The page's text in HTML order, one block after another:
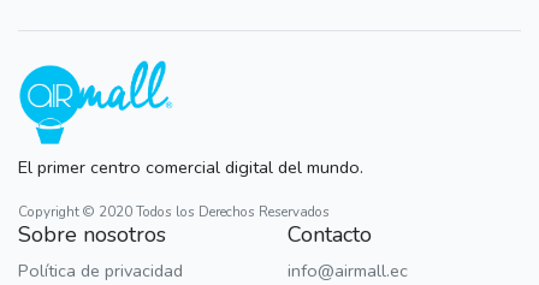
El primer centro comercial digital del mundo.
Copyright © 2020 Todos los Derechos Reservados
Sobre nosotros
Política de privacidad
Contacto
info@airmall.ec